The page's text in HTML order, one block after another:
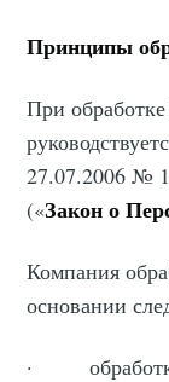
Принципы
При
27.07.2006 №
(«Закон о
Компания
основании
· обработка